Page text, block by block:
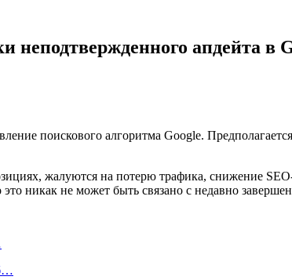
неподтвержденного апдейта в
поискового алгоритма Google.
жалуются на потерю трафика, снижение
никак не может быть связано с недавно